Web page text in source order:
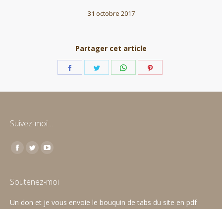
31 octobre 2017
Partager cet article
Partager Partager Partager
Suivez-moi…
Trouvez nous sur :
Facebook
opens
new
Twitter
opens
new
YouTube
opens
new
Soutenez-moi
Un don et je vous envoie le bouquin de tabs du site en pdf